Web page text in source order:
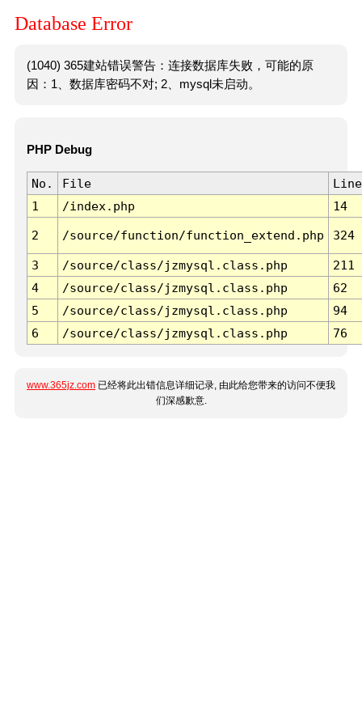
Database Error
(1040) 365建站错误警告：连接数据库失败，可能的原
因：1、数据库密码不对; 2、mysql未启动。
PHP Debug
No. File
Line
1
/index.php 14
2 /source/function/function_extend.php 324
3 /source/class/jzmysql.class.php
211
4
/source/class/jzmysql.class.php
62
5
/source/class/jzmysql.class.php
94
6
/source/class/jzmysql.class.php 76
www.365jz.com 已经将此出错信息详细记录, 由此给您带来的访问不便我
们深感歉意.